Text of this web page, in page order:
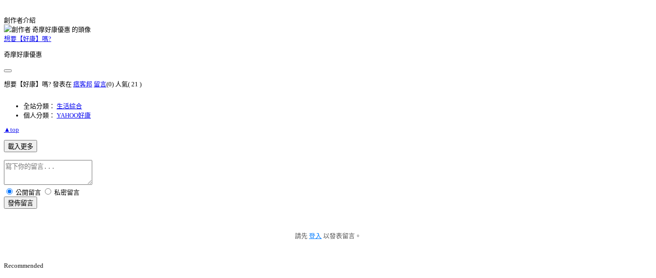
創作者介紹
想要【好康】嗎?
奇摩好康優惠
想要【好康】嗎? 發表在 痞客邦 留言(0) 人氣( 21 )
全站分類： 生活綜合
個人分類： YAHOO好康
▲top
載入更多
公開留言
私密留言
發佈留言
請先 登入 以發表留言。
Recommended